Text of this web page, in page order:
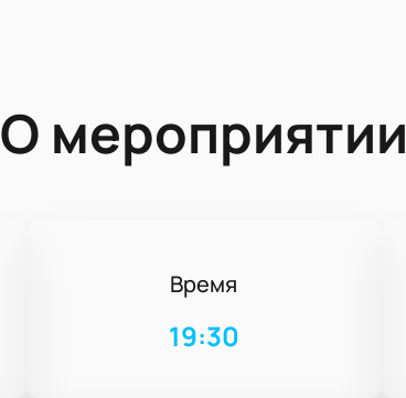
О мероприятии
Время
19:30